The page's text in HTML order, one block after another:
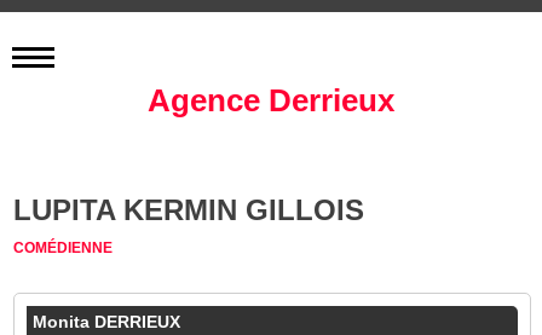
Agence Derrieux
LUPITA KERMIN GILLOIS
COMÉDIENNE
Monita DERRIEUX